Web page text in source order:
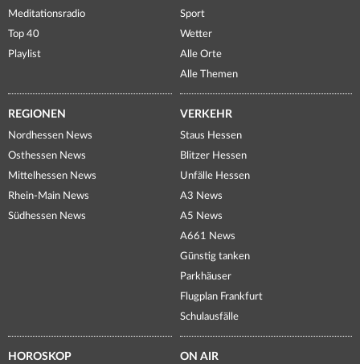
Meditationsradio
Top 40
Playlist
Sport
Wetter
Alle Orte
Alle Themen
REGIONEN
Nordhessen News
Osthessen News
Mittelhessen News
Rhein-Main News
Südhessen News
VERKEHR
Staus Hessen
Blitzer Hessen
Unfälle Hessen
A3 News
A5 News
A661 News
Günstig tanken
Parkhäuser
Flugplan Frankfurt
Schulausfälle
HOROSKOP ON AIR